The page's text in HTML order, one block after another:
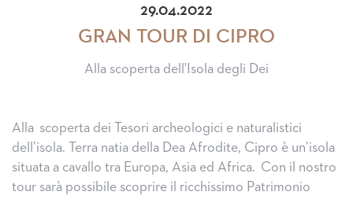
29.04.2022
GRAN TOUR DI CIPRO
Alla scoperta dell'Isola degli Dei
Alla scoperta dei Tesori archeologici e naturalistici
dell’isola. Terra natia della Dea Afrodite, Cipro è un’isola
situata a cavallo tra Europa, Asia ed Africa. Con il nostro
tour sarà possibile scoprire il ricchissimo Patrimonio